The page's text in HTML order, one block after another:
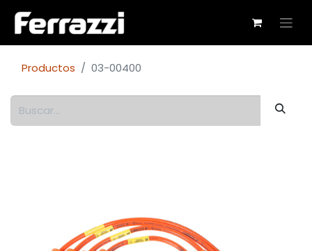
Productos 03-00400